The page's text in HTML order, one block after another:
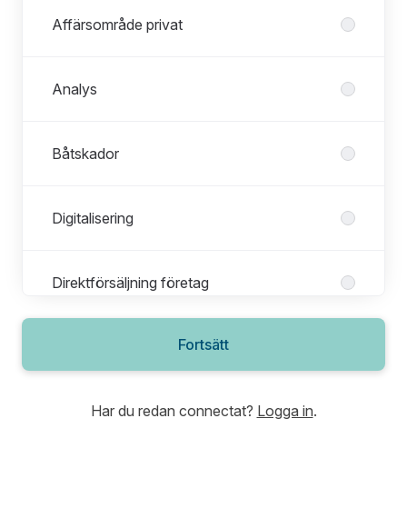
Affärsområde privat
Analys
Båtskador
Digitalisering
Direktförsäljning företag
Direktförsäljning privatFortsätt
Har du redan connectat? Logga in.